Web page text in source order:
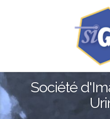
Société